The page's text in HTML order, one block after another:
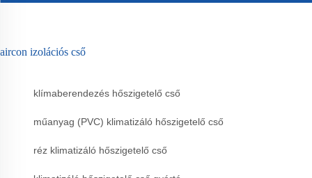
aircon izolációs cső
klímaberendezés hőszigetelő cső
műanyag (PVC) klimatizáló hőszigetelő cső
réz klimatizáló hőszigetelő cső